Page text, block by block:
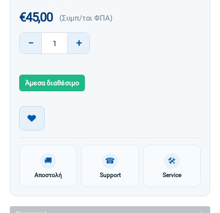
€45,00 (Συμπ/ται ΦΠΑ)
+
−
Άμεσα διαθέσιμο
🚚
Αποστολή
☎
Support
🛠
Service